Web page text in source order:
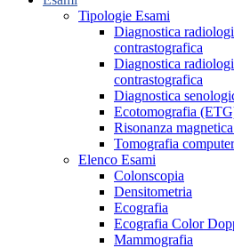
Tipologie Esami
Diagnostica
contrastografica
Diagnostica
contrastografica
Diagnostica
Ecotomografia
Risonanza
Tomografia
Elenco Esami
Colonscopia
Densitometria
Ecografia
Ecografia Color
Mammografia